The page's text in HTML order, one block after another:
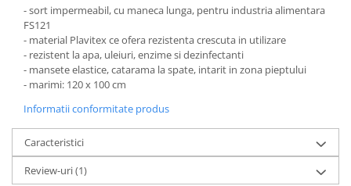
Pentru femei
Bluze pentru femei
Fleece-uri
Halate
Jachete / Bluze salopeta
Pantaloni de lucru cu pieptar
Pantaloni de lucru in talie
Tricouri polo
Veste de lucru
- sort impermeabil, cu maneca lunga, pentru industria alimentara
FS121
- material Plavitex ce ofera rezistenta crescuta in utilizare
- rezistent la apa, uleiuri, enzime si dezinfectanti
- mansete elastice, catarama la spate, intarit in zona pieptului
- marimi: 120 x 100 cm
Informatii conformitate produs
Caracteristici
Review-uri(1)